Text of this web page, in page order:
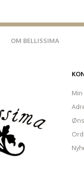
OM BELLISSIMA
Min